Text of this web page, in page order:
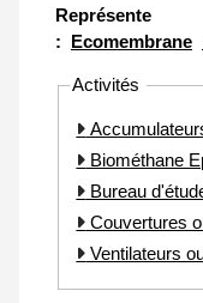
Représente
: Ecomembrane
Activités
Biométhane
Bureau
Couvertures
Ventilateurs